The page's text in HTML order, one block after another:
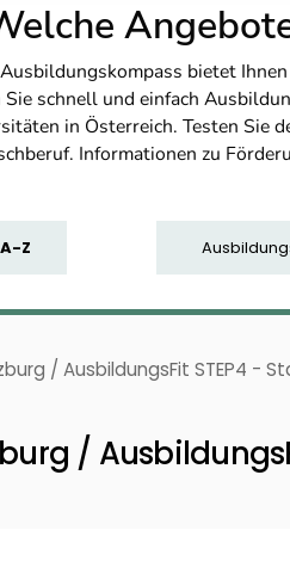
bietet
schnell und einfach
in Österreich. Testen Sie
Informationen zu
A-Z
/ AusbildungsFit STEP4 -
/